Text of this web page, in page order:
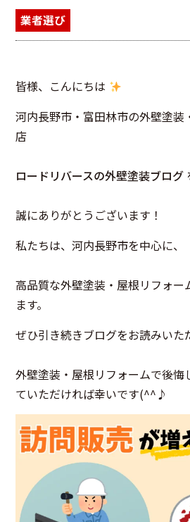
業者選び
皆様、こんにちは
河内長野市・富田林市の外壁塗装
店
ロードリバースの外壁塗装ブログ
誠にありがとうございます！
私たちは、河内長野市を中心に、
高品質な外壁塗装・屋根リフォー
ます。
ぜひ引き続きブログをお読みいた
外壁塗装・屋根リフォームで後悔
ていただければ幸いです(^^♪